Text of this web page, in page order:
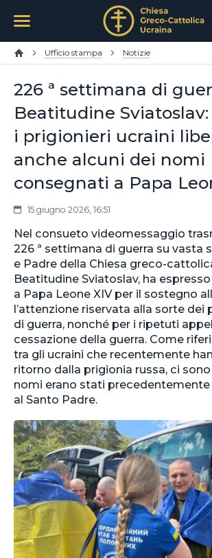
Ufficio stampa Notizie
226 ª settimana di
Beatitudine
i prigionieri ucraini
anche alcuni dei nomi
consegnati a Papa
15 giugno 2026, 16:51
Nel consueto videomessaggio
226 ª settimana di guerra su vasta
e Padre della Chiesa greco-
Beatitudine Sviatoslav, ha
a Papa Leone XIV per il sostegno
l’attenzione riservata alla sorte dei
di guerra, nonché per i ripetuti
cessazione della guerra. Come
tra gli ucraini che recentemente
ritorno dalla prigionia russa, ci
nomi erano stati
al Santo Padre.